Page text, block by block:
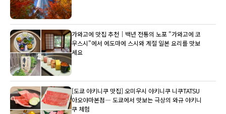
가와고에 맛집 추천｜백년 전통의 노포 "가와고에 코
우스시"에서 에도마에 스시와 계절 일본 요리를 맛보
세요
[도쿄 야키니쿠 맛집] 오미우시 야키니쿠 니쿠TATSU
아오야마본점― 도쿄에서 맛보는 극상의 와규 야키니
쿠 체험